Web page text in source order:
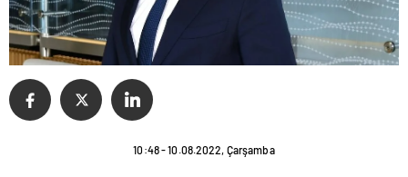
10:48 - 10.08.2022, Çarşamba